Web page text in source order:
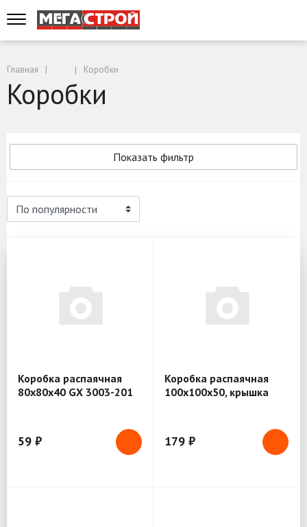
Главная Коробки
Коробки
Показать фильтр
Коробка распаячная
80х80х40 GX 3003-201
59 ₽
Коробка распаячная
100х100х50, крышка
179 ₽